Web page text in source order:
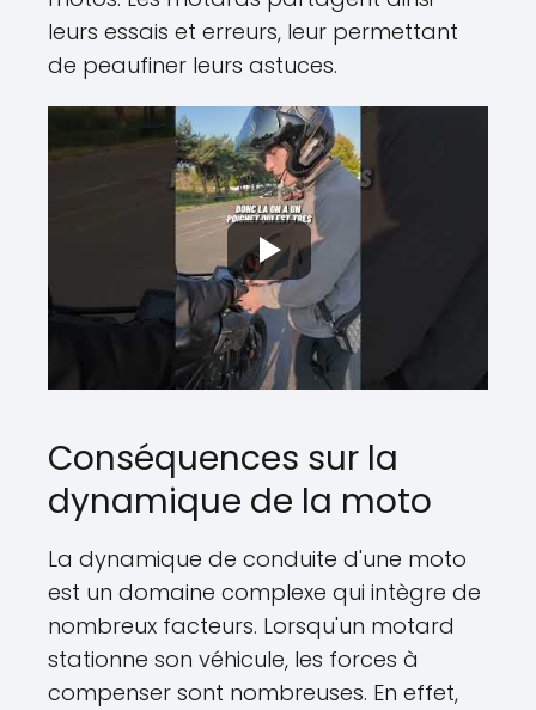
leurs essais et erreurs, leur permettant
de peaufiner leurs astuces.
Conséquences sur la
dynamique de la moto
La dynamique de conduite d'une moto
est un domaine complexe qui intègre de
nombreux facteurs. Lorsqu'un motard
stationne son véhicule, les forces à
compenser sont nombreuses. En effet,